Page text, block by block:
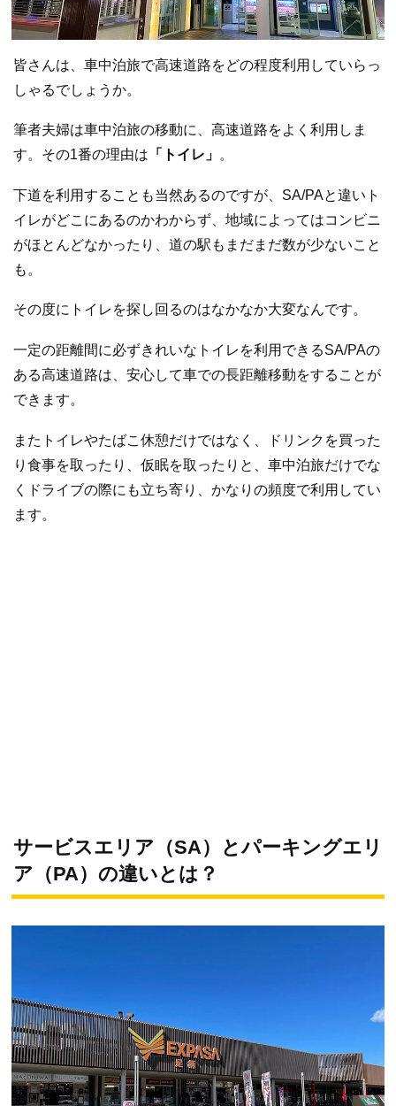
皆さんは、車中泊旅で高速道路をどの程度利用していらっ
しゃるでしょうか。
筆者夫婦は車中泊旅の移動に、高速道路をよく利用しま
す。その1番の理由は 「トイレ」 。
下道を利用することも当然あるのですが、SA/PAと違いト
イレがどこにあるのかわからず、地域によってはコンビニ
がほとんどなかったり、道の駅もまだまだ数が少ないこと
も。
その度にトイレを探し回るのはなかなか大変なんです。
一定の距離間に必ずきれいなトイレを利用できるSA/PAの
ある高速道路は、安心して車での長距離移動をすることが
できます。
またトイレやたばこ休憩だけではなく、ドリンクを買った
り食事を取ったり、仮眠を取ったりと、車中泊旅だけでな
くドライブの際にも立ち寄り、かなりの頻度で利用してい
ます。
サービスエリア（SA）とパーキングエリ
ア（PA）の違いとは？